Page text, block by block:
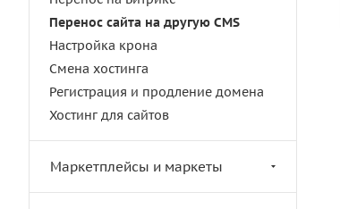
Перенос сайта на другую CMS
Настройка крона
Смена хостинга
Регистрация и продление домена
Хостинг для сайтов
Маркетплейсы и маркеты